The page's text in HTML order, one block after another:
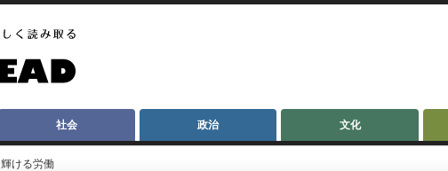
社会 政治 文化
輝ける労働